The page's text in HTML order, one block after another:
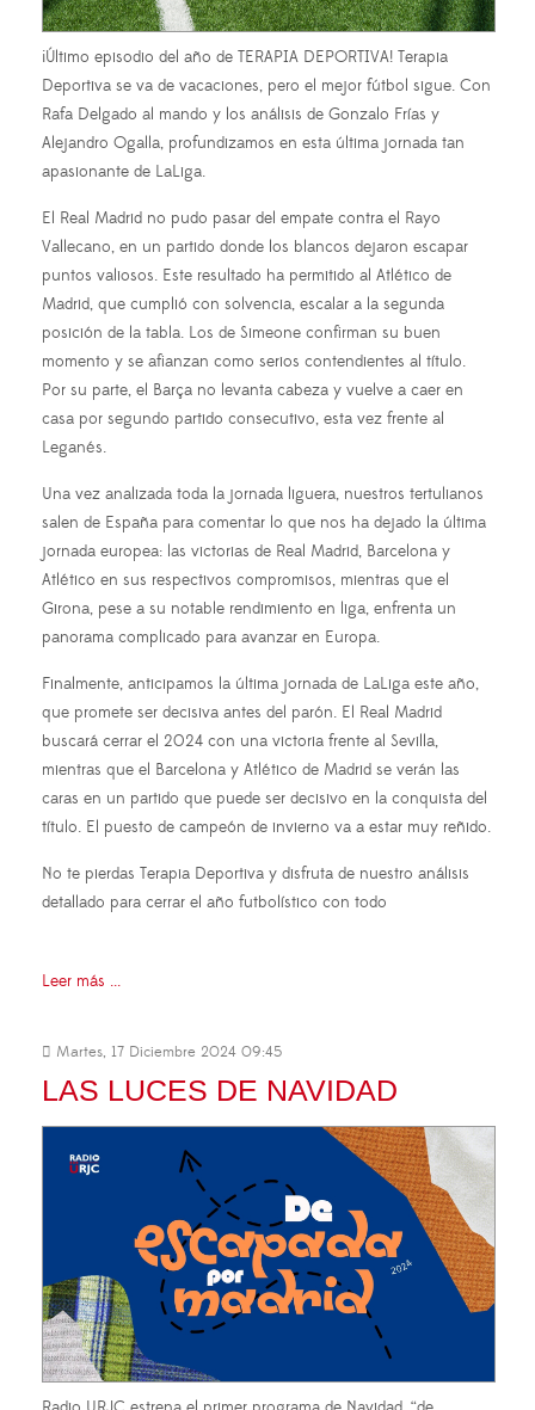
¡Último episodio del año de TERAPIA DEPORTIVA! Terapia
Deportiva se va de vacaciones, pero el mejor fútbol sigue. Con
Rafa Delgado al mando y los análisis de Gonzalo Frías y
Alejandro Ogalla, profundizamos en esta última jornada tan
apasionante de LaLiga.
El Real Madrid no pudo pasar del empate contra el Rayo
Vallecano, en un partido donde los blancos dejaron escapar
puntos valiosos. Este resultado ha permitido al Atlético de
Madrid, que cumplió con solvencia, escalar a la segunda
posición de la tabla. Los de Simeone confirman su buen
momento y se afianzan como serios contendientes al título.
Por su parte, el Barça no levanta cabeza y vuelve a caer en
casa por segundo partido consecutivo, esta vez frente al
Leganés.
Una vez analizada toda la jornada liguera, nuestros tertulianos
salen de España para comentar lo que nos ha dejado la última
jornada europea: las victorias de Real Madrid, Barcelona y
Atlético en sus respectivos compromisos, mientras que el
Girona, pese a su notable rendimiento en liga, enfrenta un
panorama complicado para avanzar en Europa.
Finalmente, anticipamos la última jornada de LaLiga este año,
que promete ser decisiva antes del parón. El Real Madrid
buscará cerrar el 2024 con una victoria frente al Sevilla,
mientras que el Barcelona y Atlético de Madrid se verán las
caras en un partido que puede ser decisivo en la conquista del
título. El puesto de campeón de invierno va a estar muy reñido.
No te pierdas Terapia Deportiva y disfruta de nuestro análisis
detallado para cerrar el año futbolístico con todo
Leer más ...
Martes, 17 Diciembre 2024 09:45
LAS LUCES DE NAVIDAD